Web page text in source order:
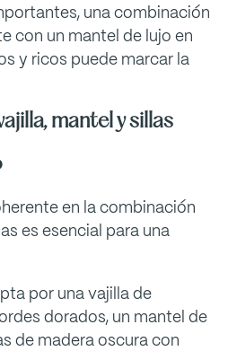
una combinación
con un mantel de lujo en
y ricos puede marcar la
mantel y sillas
en la combinación
es esencial para una
por una vajilla de
dorados, un mantel de
de madera oscura con